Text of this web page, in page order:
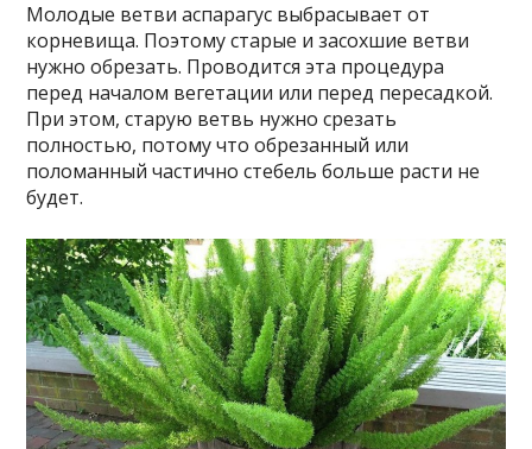
Молодые ветви аспарагус выбрасывает от
корневища. Поэтому старые и засохшие ветви
нужно обрезать. Проводится эта процедура
перед началом вегетации или перед пересадкой.
При этом, старую ветвь нужно срезать
полностью, потому что обрезанный или
поломанный частично стебель больше расти не
будет.